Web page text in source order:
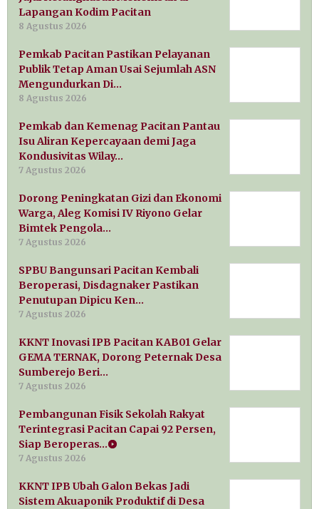
Lapangan Kodim Pacitan
8 Agustus 2026
Pemkab Pacitan Pastikan Pelayanan
Publik Tetap Aman Usai Sejumlah ASN
Mengundurkan Di…
8 Agustus 2026
Pemkab dan Kemenag Pacitan Pantau
Isu Aliran Kepercayaan demi Jaga
Kondusivitas Wilay…
7 Agustus 2026
Dorong Peningkatan Gizi dan Ekonomi
Warga, Aleg Komisi IV Riyono Gelar
Bimtek Pengola…
7 Agustus 2026
SPBU Bangunsari Pacitan Kembali
Beroperasi, Disdagnaker Pastikan
Penutupan Dipicu Ken…
7 Agustus 2026
KKNT Inovasi IPB Pacitan KAB01 Gelar
GEMA TERNAK, Dorong Peternak Desa
Sumberejo Beri…
7 Agustus 2026
Pembangunan Fisik Sekolah Rakyat
Terintegrasi Pacitan Capai 92 Persen,
Siap Beroperas…
7 Agustus 2026
KKNT IPB Ubah Galon Bekas Jadi
Sistem Akuaponik Produktif di Desa